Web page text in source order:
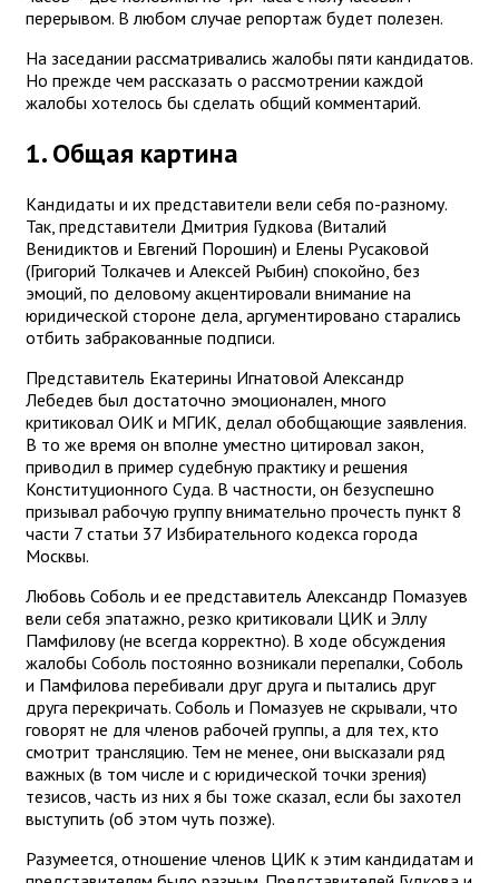
перерывом. В любом случае репортаж будет полезен.
На заседании рассматривались жалобы пяти кандидатов.
Но прежде чем рассказать о рассмотрении каждой
жалобы хотелось бы сделать общий комментарий.
1. Общая картина
Кандидаты и их представители вели себя по-разному.
Так, представители Дмитрия Гудкова (Виталий
Венидиктов и Евгений Порошин) и Елены Русаковой
(Григорий Толкачев и Алексей Рыбин) спокойно, без
эмоций, по деловому акцентировали внимание на
юридической стороне дела, аргументировано старались
отбить забракованные подписи.
Представитель Екатерины Игнатовой Александр
Лебедев был достаточно эмоционален, много
критиковал ОИК и МГИК, делал обобщающие заявления.
В то же время он вполне уместно цитировал закон,
приводил в пример судебную практику и решения
Конституционного Суда. В частности, он безуспешно
призывал рабочую группу внимательно прочесть пункт 8
части 7 статьи 37 Избирательного кодекса города
Москвы.
Любовь Соболь и ее представитель Александр Помазуев
вели себя эпатажно, резко критиковали ЦИК и Эллу
Памфилову (не всегда корректно). В ходе обсуждения
жалобы Соболь постоянно возникали перепалки, Соболь
и Памфилова перебивали друг друга и пытались друг
друга перекричать. Соболь и Помазуев не скрывали, что
говорят не для членов рабочей группы, а для тех, кто
смотрит трансляцию. Тем не менее, они высказали ряд
важных (в том числе и с юридической точки зрения)
тезисов, часть из них я бы тоже сказал, если бы захотел
выступить (об этом чуть позже).
Разумеется, отношение членов ЦИК к этим кандидатам и